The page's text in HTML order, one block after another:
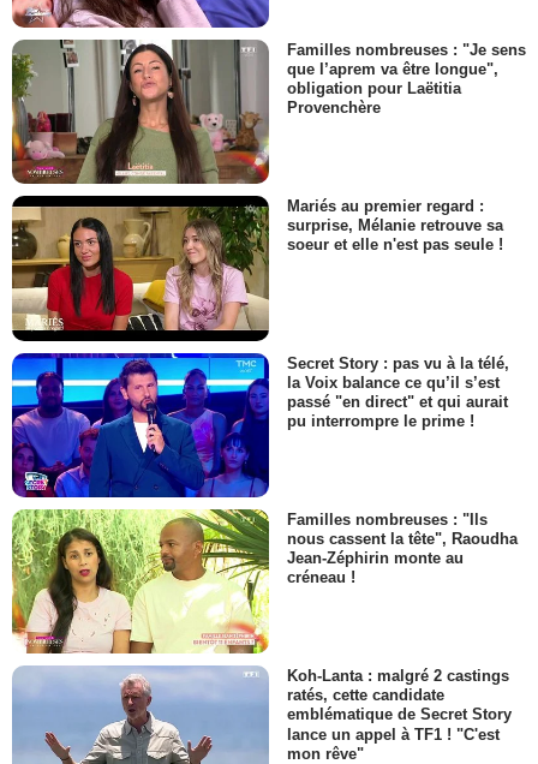
Familles nombreuses : "Je sens
que l’aprem va être longue",
obligation pour Laëtitia
Provenchère
Mariés au premier regard :
surprise, Mélanie retrouve sa
soeur et elle n'est pas seule !
Secret Story : pas vu à la télé,
la Voix balance ce qu’il s’est
passé "en direct" et qui aurait
pu interrompre le prime !
Familles nombreuses : "Ils
nous cassent la tête", Raoudha
Jean-Zéphirin monte au
créneau !
Koh-Lanta : malgré 2 castings
ratés, cette candidate
emblématique de Secret Story
lance un appel à TF1 ! "C'est
mon rêve"